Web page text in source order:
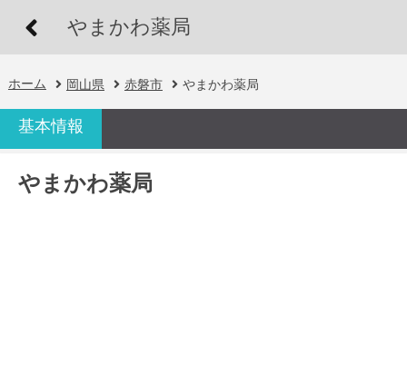
やまかわ薬局
ホーム 岡山県 赤磐市 やまかわ薬局
基本情報
やまかわ薬局